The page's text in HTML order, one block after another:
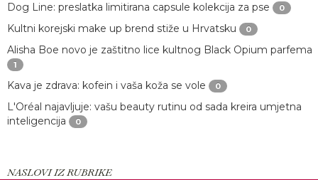
Dog Line: preslatka limitirana capsule kolekcija za pse 0
Kultni korejski make up brend stiže u Hrvatsku 0
Alisha Boe novo je zaštitno lice kultnog Black Opium parfema
1
Kava je zdrava: kofein i vaša koža se vole 0
L'Oréal najavljuje: vašu beauty rutinu od sada kreira umjetna
inteligencija
0
NASLOVI IZ RUBRIKE